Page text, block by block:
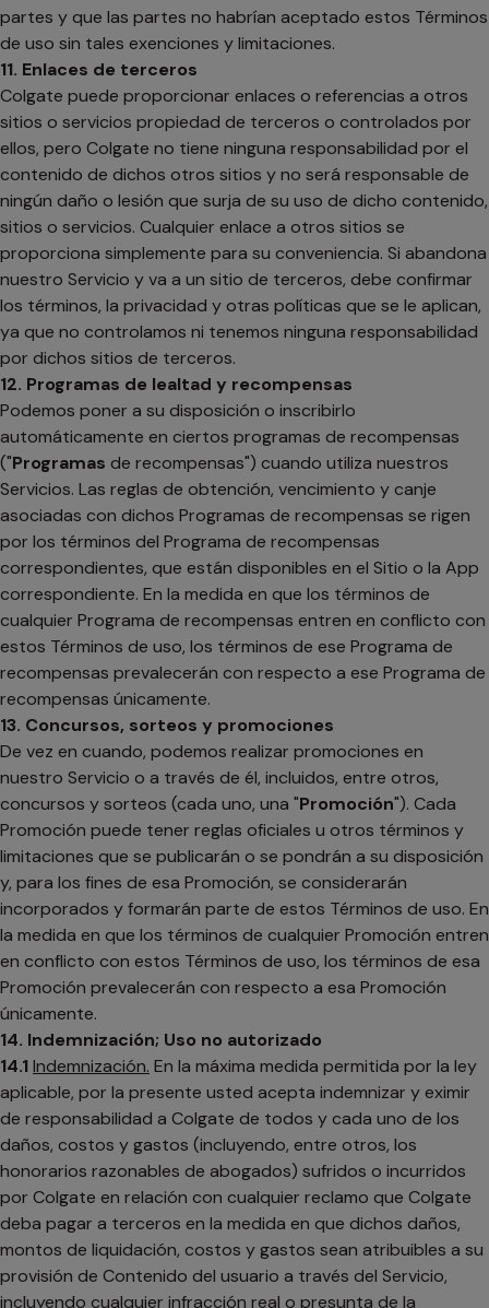
partes y que las partes no habrían aceptado estos Términos
de uso sin tales exenciones y limitaciones.
11. Enlaces de terceros
Colgate puede proporcionar enlaces o referencias a otros
sitios o servicios propiedad de terceros o controlados por
ellos, pero Colgate no tiene ninguna responsabilidad por el
contenido de dichos otros sitios y no será responsable de
ningún daño o lesión que surja de su uso de dicho contenido,
sitios o servicios. Cualquier enlace a otros sitios se
proporciona simplemente para su conveniencia. Si abandona
nuestro Servicio y va a un sitio de terceros, debe confirmar
los términos, la privacidad y otras políticas que se le aplican,
ya que no controlamos ni tenemos ninguna responsabilidad
por dichos sitios de terceros.
12. Programas de lealtad y recompensas
Podemos poner a su disposición o inscribirlo
automáticamente en ciertos programas de recompensas
("Programas de recompensas") cuando utiliza nuestros
Servicios. Las reglas de obtención, vencimiento y canje
asociadas con dichos Programas de recompensas se rigen
por los términos del Programa de recompensas
correspondientes, que están disponibles en el Sitio o la App
correspondiente. En la medida en que los términos de
cualquier Programa de recompensas entren en conflicto con
estos Términos de uso, los términos de ese Programa de
recompensas prevalecerán con respecto a ese Programa de
recompensas únicamente.
13. Concursos, sorteos y promociones
De vez en cuando, podemos realizar promociones en
nuestro Servicio o a través de él, incluidos, entre otros,
concursos y sorteos (cada uno, una "Promoción"). Cada
Promoción puede tener reglas oficiales u otros términos y
limitaciones que se publicarán o se pondrán a su disposición
y, para los fines de esa Promoción, se considerarán
incorporados y formarán parte de estos Términos de uso. En
la medida en que los términos de cualquier Promoción entren
en conflicto con estos Términos de uso, los términos de esa
Promoción prevalecerán con respecto a esa Promoción
únicamente.
14. Indemnización; Uso no autorizado
14.1 Indemnización. En la máxima medida permitida por la ley
aplicable, por la presente usted acepta indemnizar y eximir
de responsabilidad a Colgate de todos y cada uno de los
daños, costos y gastos (incluyendo, entre otros, los
honorarios razonables de abogados) sufridos o incurridos
por Colgate en relación con cualquier reclamo que Colgate
deba pagar a terceros en la medida en que dichos daños,
montos de liquidación, costos y gastos sean atribuibles a su
provisión de Contenido del usuario a través del Servicio,
incluyendo cualquier infracción real o presunta de la